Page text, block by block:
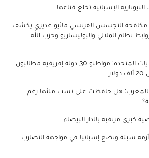
الإسبانية تخلع قناعها
مكافحة التجسس الفرنسي ماثيو غديري يكشف
نظام الملالي والبوليساريو وحزب الله
تأشيرة الدخول للولايات المتحدة: مواطنو 30 دولة إفريقية مطالبون
هل حافظت على نسب ملئها رغم
كبرى مرتقبة بالدار البيضاء
سبتة وتضع إسبانيا في مواجهة التضارب